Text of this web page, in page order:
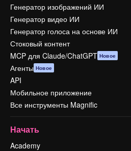
Генератор изображений ИИ
Генератор видео ИИ
Генератор голоса на основе ИИ
Стоковый контент
MCP для Claude/ChatGPT Новое
Агенты Новое
API
Мобильное приложение
Все инструменты Magnific
Начать
Academy